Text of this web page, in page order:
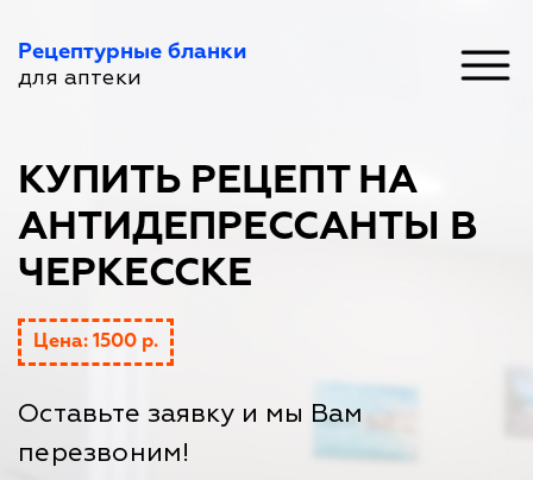
Рецептурные бланки
для аптеки
КУПИТЬ РЕЦЕПТ НА
АНТИДЕПРЕССАНТЫ В
ЧЕРКЕССКЕ
Цена: 1500 р.
Оставьте заявку и мы Вам
перезвоним!